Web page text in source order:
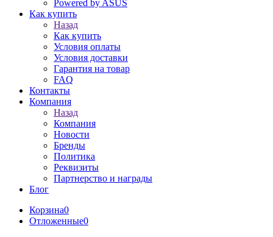
Powered by ASUS
Как купить
Назад
Как купить
Условия оплаты
Условия доставки
Гарантия на товар
FAQ
Контакты
Компания
Назад
Компания
Новости
Бренды
Политика
Реквизиты
Партнерство и награды
Блог
Корзина0
Отложенные0